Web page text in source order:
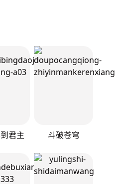
君主 斗破苍穹